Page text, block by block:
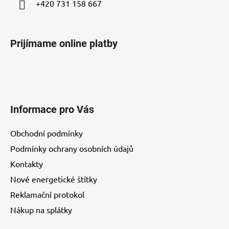
+420 731 158 667
Prijímame online platby
Informace pro Vás
Obchodní podmínky
Podmínky ochrany osobních údajů
Kontakty
Nové energetické štítky
Reklamační protokol
Nákup na splátky